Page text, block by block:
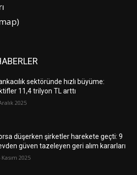
sektöründe hızlı büyüme:
11,4 trilyon TL arttı
2025
düşerken şirketler harekete geçti: 9
güven tazeleyen geri alım kararları
Kasım 2025